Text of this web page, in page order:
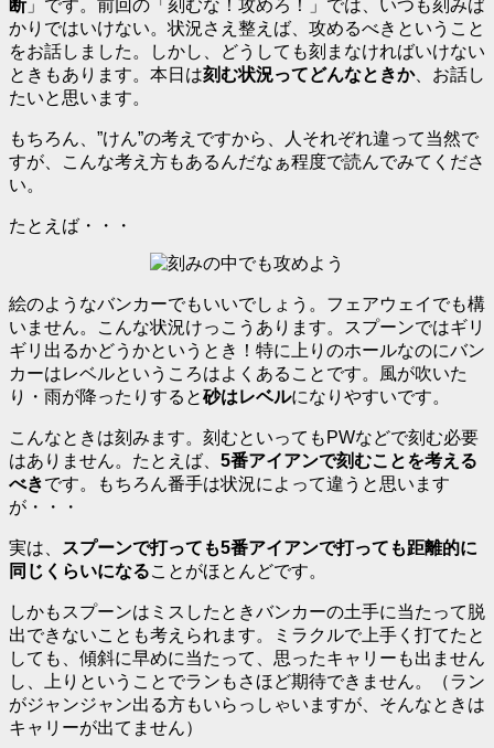
断」です。前回の「刻むな！攻めろ！」では、いつも刻みば
かりではいけない。状況さえ整えば、攻めるべきということ
をお話しました。しかし、どうしても刻まなければいけない
ときもあります。本日は刻む状況ってどんなときか、お話し
たいと思います。
もちろん、”けん”の考えですから、人それぞれ違って当然で
すが、こんな考え方もあるんだなぁ程度で読んでみてくださ
い。
たとえば・・・
絵のようなバンカーでもいいでしょう。フェアウェイでも構
いません。こんな状況けっこうあります。スプーンではギリ
ギリ出るかどうかというとき！特に上りのホールなのにバン
カーはレベルというころはよくあることです。風が吹いた
り・雨が降ったりすると砂はレベルになりやすいです。
こんなときは刻みます。刻むといってもPWなどで刻む必要
はありません。たとえば、 5番アイアンで刻むことを考える
べきです。もちろん番手は状況によって違うと思います
が・・・
実は、
スプーンで打っても5番アイアンで打っても距離的に
同じくらいになることがほとんどです。
しかもスプーンはミスしたときバンカーの土手に当たって脱
出できないことも考えられます。ミラクルで上手く打てたと
しても、傾斜に早めに当たって、思ったキャリーも出ません
し、上りということでランもさほど期待できません。（ラン
がジャンジャン出る方もいらっしゃいますが、そんなときは
キャリーが出てません）